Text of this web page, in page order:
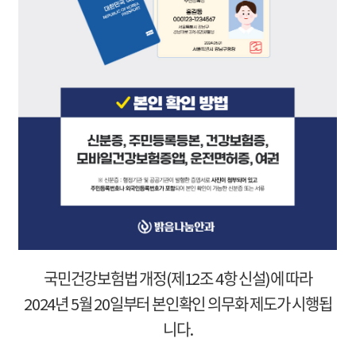
국민건강보험법 개정(제12조 4항 신설)에 따라
2024년 5월 20일부터 본인확인 의무화 제도가 시행됩
니다.